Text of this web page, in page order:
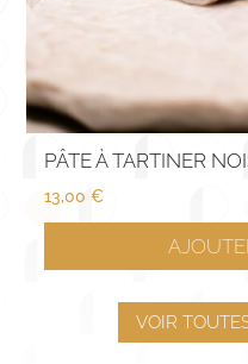
PÂTE À TARTINER
13,00€
VOIR